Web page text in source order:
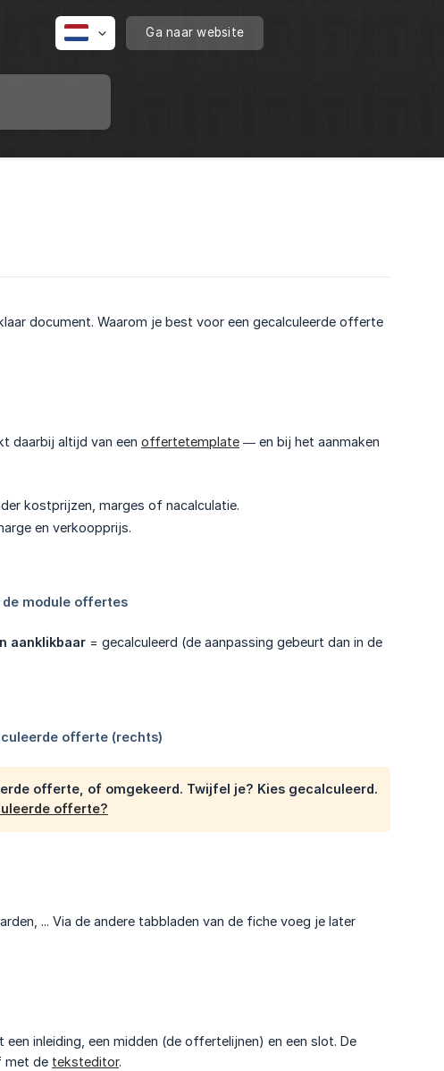
Ga naar website
document. Waarom je best voor een gecalculeerde offerte
daarbij altijd van een offertetemplate — en bij het aanmaken
kostprijzen, marges of nacalculatie.
en verkoopprijs.
aanklikbaar = gecalculeerd (de aanpassing gebeurt dan in de
offerte, of omgekeerd. Twijfel je? Kies gecalculeerd.
offerte?
... Via de andere tabbladen van de fiche voeg je later
een inleiding, een midden (de offertelijnen) en een slot. De
met de teksteditor.